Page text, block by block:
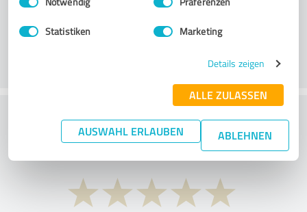
Statistiken Marketing
Details zeigen
ALLE ZULASSEN
AUSWAHL ERLAUBEN ABLEHNEN
What do you think of the price to
performance ratio?